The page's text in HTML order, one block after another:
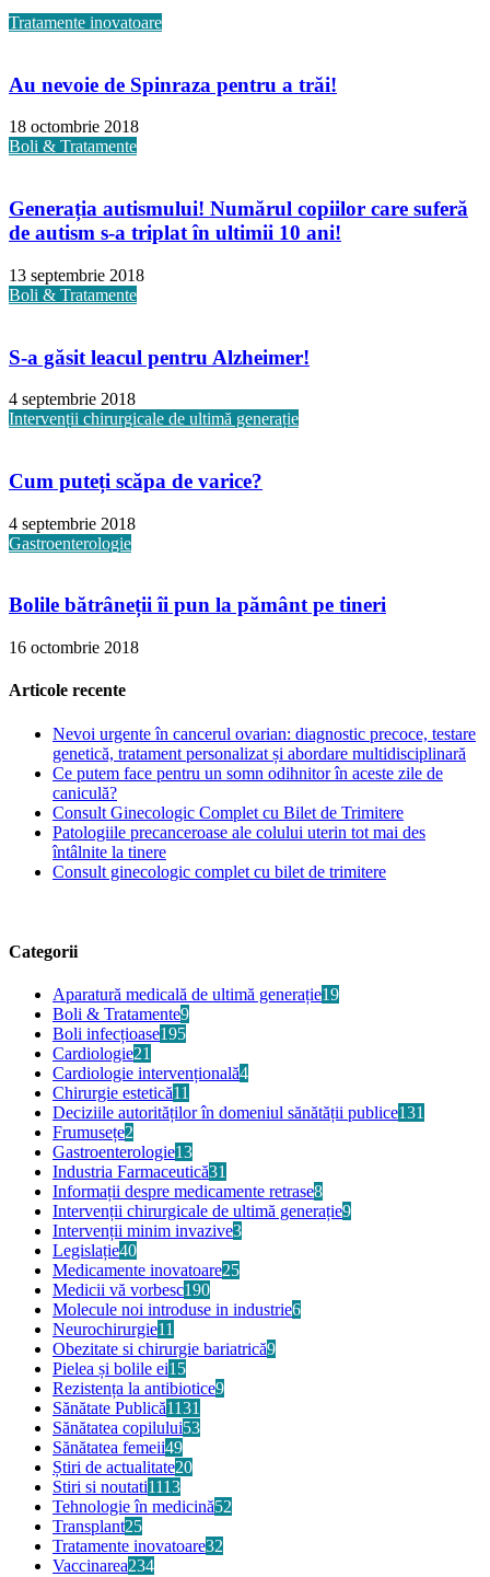
Tratamente inovatoare
Au nevoie de Spinraza pentru a trăi!
18 octombrie 2018
Boli & Tratamente
Generația autismului! Numărul copiilor care suferă
de autism s-a triplat în ultimii 10 ani!
13 septembrie 2018
Boli & Tratamente
S-a găsit leacul pentru Alzheimer!
4 septembrie 2018
Intervenții chirurgicale de ultimă generație
Cum puteți scăpa de varice?
4 septembrie 2018
Gastroenterologie
Bolile bătrâneții îi pun la pământ pe tineri
16 octombrie 2018
Articole recente
Nevoi urgente în cancerul ovarian: diagnostic precoce, testare
genetică, tratament personalizat și abordare multidisciplinară
Ce putem face pentru un somn odihnitor în aceste zile de
caniculă?
Consult Ginecologic Complet cu Bilet de Trimitere
Patologiile precanceroase ale colului uterin tot mai des
întâlnite la tinere
Consult ginecologic complet cu bilet de trimitere
Categorii
Aparatură medicală de ultimă generație19
Boli & Tratamente9
Boli infecțioase195
Cardiologie21
Cardiologie intervențională4
Chirurgie estetică11
Deciziile autorităților în domeniul sănătății publice131
Frumusețe2
Gastroenterologie13
Industria Farmaceutică31
Informații despre medicamente retrase8
Intervenții chirurgicale de ultimă generație9
Intervenții minim invazive3
Legislație40
Medicamente inovatoare25
Medicii vă vorbesc190
Molecule noi introduse in industrie6
Neurochirurgie11
Obezitate si chirurgie bariatrică9
Pielea și bolile ei15
Rezistența la antibiotice9
Sănătate Publică1131
Sănătatea copilului53
Sănătatea femeii49
Știri de actualitate20
Stiri si noutati1113
Tehnologie în medicină52
Transplant25
Tratamente inovatoare32
Vaccinarea234